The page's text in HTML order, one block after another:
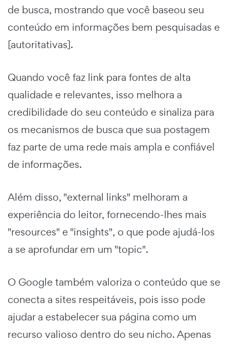
de busca, mostrando que você baseou seu
conteúdo em informações bem pesquisadas e
[autoritativas].
Quando você faz link para fontes de alta
qualidade e relevantes, isso melhora a
credibilidade do seu conteúdo e sinaliza para
os mecanismos de busca que sua postagem
faz parte de uma rede mais ampla e confiável
de informações.
Além disso, "external links" melhoram a
experiência do leitor, fornecendo-lhes mais
"resources" e "insights", o que pode ajudá-los
a se aprofundar em um "topic".
O Google também valoriza o conteúdo que se
conecta a sites respeitáveis, pois isso pode
ajudar a estabelecer sua página como um
recurso valioso dentro do seu nicho. Apenas